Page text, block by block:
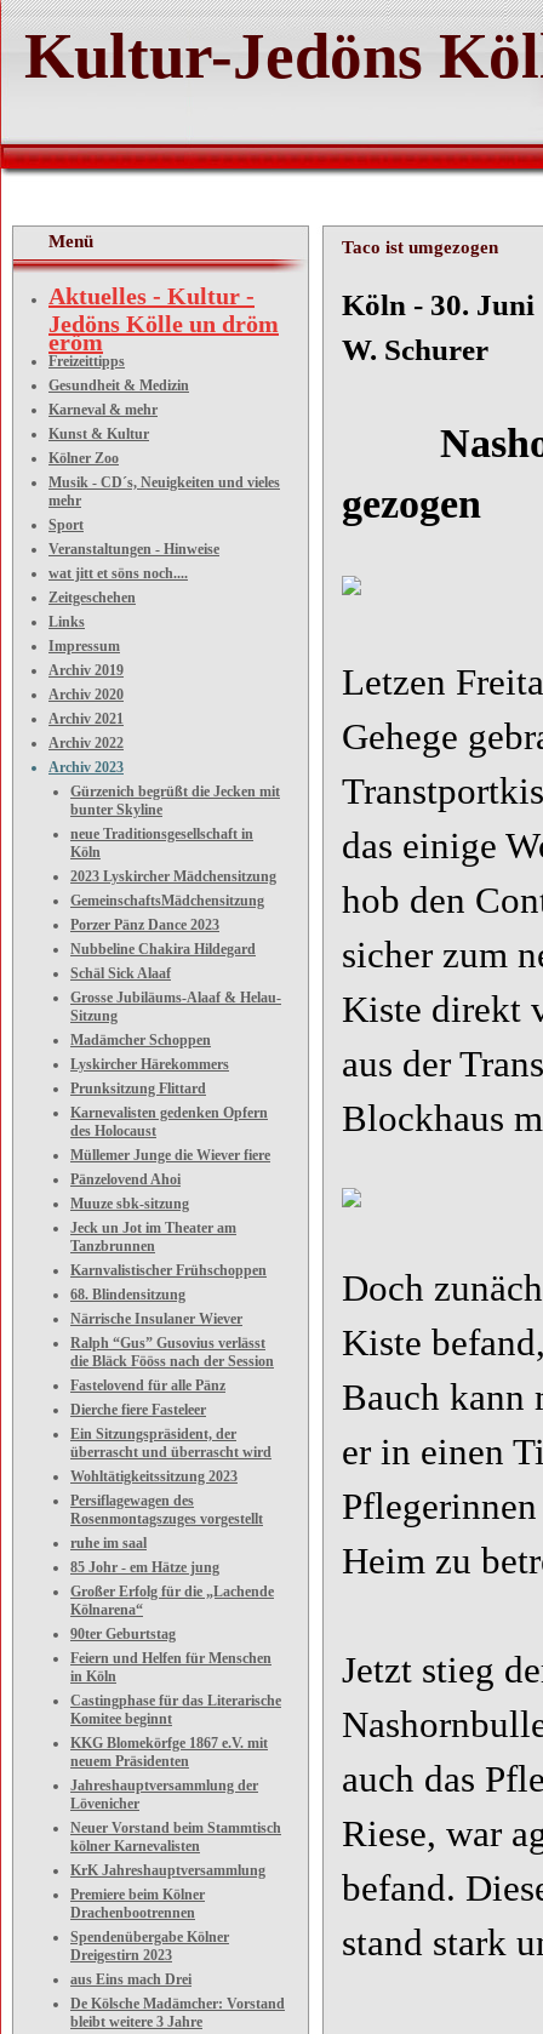
Kultur-Jedöns
Menü
Aktuelles - Kultur -
Jedöns Kölle un dröm
eröm
Freizeittipps
Gesundheit & Medizin
Karneval & mehr
Kunst & Kultur
Kölner Zoo
Musik - CD´s, Neuigkeiten und vieles
mehr
Sport
Veranstaltungen - Hinweise
wat jitt et söns noch....
Zeitgeschehen
Links
Impressum
Archiv 2019
Archiv 2020
Archiv 2021
Archiv 2022
Archiv 2023
Gürzenich begrüßt die Jecken mit
bunter Skyline
neue Traditionsgesellschaft in
Köln
2023 Lyskircher Mädchensitzung
GemeinschaftsMädchensitzung
Porzer Pänz Dance 2023
Nubbeline Chakira Hildegard
Schäl Sick Alaaf
Grosse Jubiläums-Alaaf & Helau-
Sitzung
Madämcher Schoppen
Lyskircher Härekommers
Prunksitzung Flittard
Karnevalisten gedenken Opfern
des Holocaust
Müllemer Junge die Wiever fiere
Pänzelovend Ahoi
Muuze sbk-sitzung
Jeck un Jot im Theater am
Tanzbrunnen
Karnvalistischer Frühschoppen
68. Blindensitzung
Närrische Insulaner Wiever
Ralph “Gus” Gusovius verlässt
die Bläck Fööss nach der Session
Fastelovend für alle Pänz
Dierche fiere Fasteleer
Ein Sitzungspräsident, der
überrascht und überrascht wird
Wohltätigkeitssitzung 2023
Persiflagewagen des
Rosenmontagszuges vorgestellt
ruhe im saal
85 Johr - em Hätze jung
Großer Erfolg für die „Lachende
Kölnarena“
90ter Geburtstag
Feiern und Helfen für Menschen
in Köln
Castingphase für das Literarische
Komitee beginnt
KKG Blomekörfge 1867 e.V. mit
neuem Präsidenten
Jahreshauptversammlung der
Lövenicher
Neuer Vorstand beim Stammtisch
kölner Karnevalisten
KrK Jahreshauptversammlung
Premiere beim Kölner
Drachenbootrennen
Spendenübergabe Kölner
Dreigestirn 2023
aus Eins mach Drei
De Kölsche Madämcher: Vorstand
bleibt weitere 3 Jahre
Taco ist umgezogen
Köln -
W. Schurer
gezogen
Letzen
Gehege
das einige
hob den
sicher zum
Kiste direkt
aus der
Blockhaus
Doch
Kiste
Bauch kann
er in einen
Heim zu
Jetzt stieg
auch das
Riese, war
befand.
stand stark